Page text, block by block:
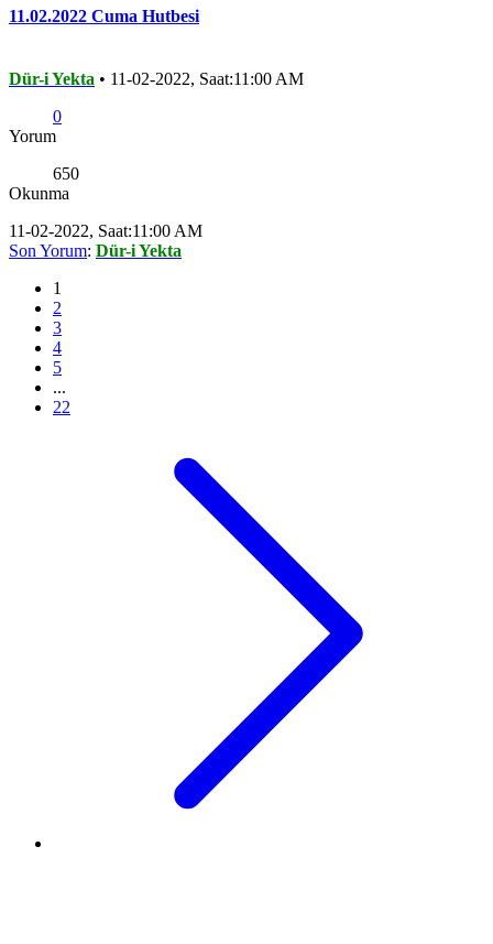
11.02.2022 Cuma Hutbesi
Dür-i Yekta • 11-02-2022, Saat:11:00 AM
0
Yorum
650
Okunma
11-02-2022, Saat:11:00 AM
Son Yorum: Dür-i Yekta
1
2
3
4
5
...
22